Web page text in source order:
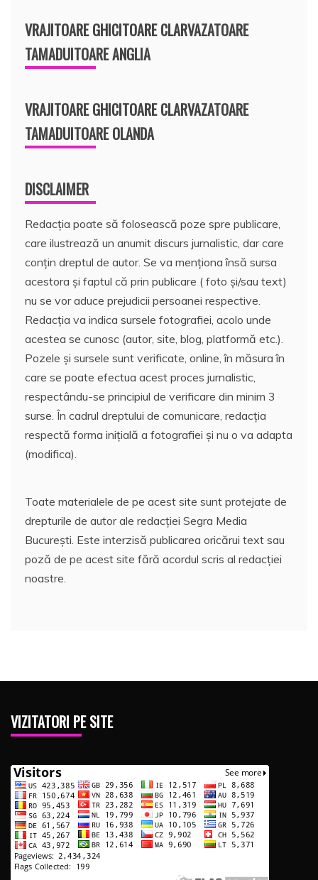
VRAJITOARE GHICITOARE CLARVAZATOARE
TAMADUITOARE ANGLIA
VRAJITOARE GHICITOARE CLARVAZATOARE
TAMADUITOARE OLANDA
DISCLAIMER
Redacția poate să folosească poze spre publicare,
care ilustrează un anumit discurs jurnalistic, dar care
conțin dreptul de autor. Se va menționa însă sursa
acestora și faptul că prin publicare ( foto și/sau text)
nu se vor aduce prejudicii persoanei respective.
Redacția va indica sursele fotografiei, acolo unde
acestea se cunosc (autor, site, blog, platformă etc.).
Pozele și sursele sunt verificate, online, în măsura în
care se poate efectua acest proces jurnalistic,
respectându-se principiul de verificare din minim 3
surse. În cadrul dreptului de comunicare, redacția
respectă forma inițială a fotografiei și nu o va adapta
(modifica).
Toate materialele de pe acest site sunt protejate de
drepturile de autor ale redacției Segra Media
București. Este interzisă publicarea oricărui text sau
poză de pe acest site fără acordul scris al redacției
noastre.
VIZITATORI PE SITE